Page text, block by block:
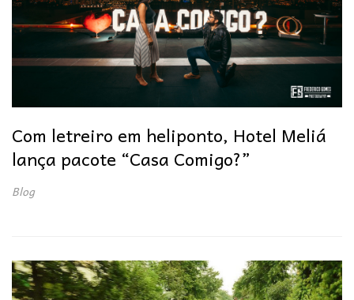
Com letreiro em heliponto, Hotel Meliá
lança pacote “Casa Comigo?”
Blog